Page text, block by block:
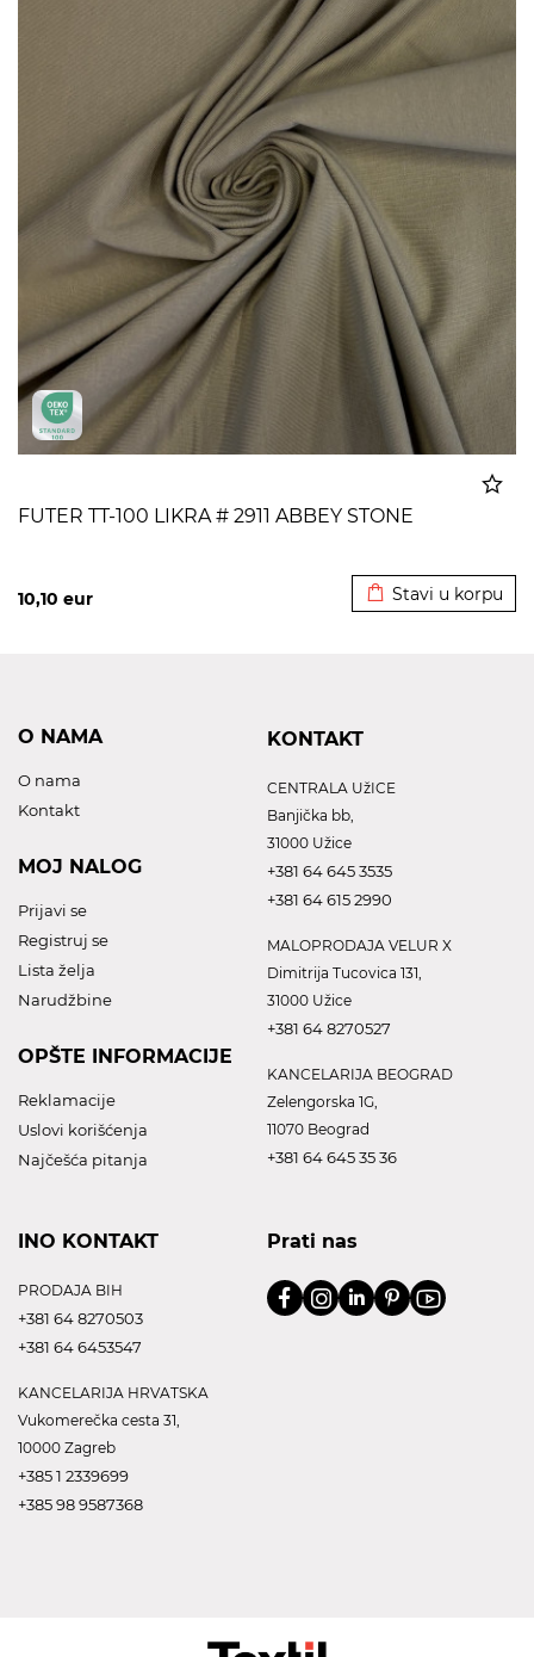
FUTER TT-100 LIKRA # 2911 ABBEY STONE
10,10 eur Stavi u korpu
O NAMA
O nama
Kontakt
MOJ NALOG
Prijavi se
Registruj se
Lista želja
Narudžbine
OPŠTE INFORMACIJE
Reklamacije
Uslovi korišćenja
Najčešća pitanja
KONTAKT
CENTRALA UžICE
Banjička bb,
31000 Užice
+381 64 645 3535
+381 64 615 2990
MALOPRODAJA VELUR X
Dimitrija Tucovica 131,
31000 Užice
+381 64 8270527
KANCELARIJA BEOGRAD
Zelengorska 1G,
11070 Beograd
+381 64 645 35 36
INO KONTAKT
PRODAJA BIH
+381 64 8270503
+381 64 6453547
KANCELARIJA HRVATSKA
Vukomerečka cesta 31,
10000 Zagreb
+385 1 2339699
+385 98 9587368
Prati nas